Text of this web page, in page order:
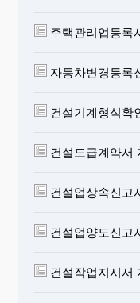
주택관리업등록
자동차변경등록
건설기계형식확
건설도급계약서
건설업상속신고
건설업양도신고
건설작업지시서